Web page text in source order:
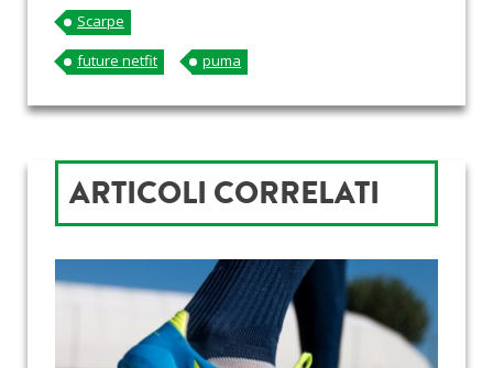
Scarpe
future netfit
puma
ARTICOLI CORRELATI